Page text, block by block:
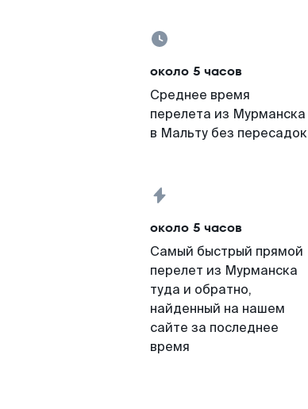
около 5 часов
Среднее время
перелета из Мурманска
в Мальту без пересадок
около 5 часов
Самый быстрый прямой
перелет из Мурманска
туда и обратно,
найденный на нашем
сайте за последнее
время